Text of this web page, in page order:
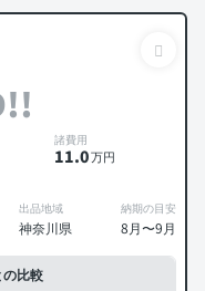
諸費用
11.0万円
出品地域
神奈川県
納期の目安
8月〜9月
比較